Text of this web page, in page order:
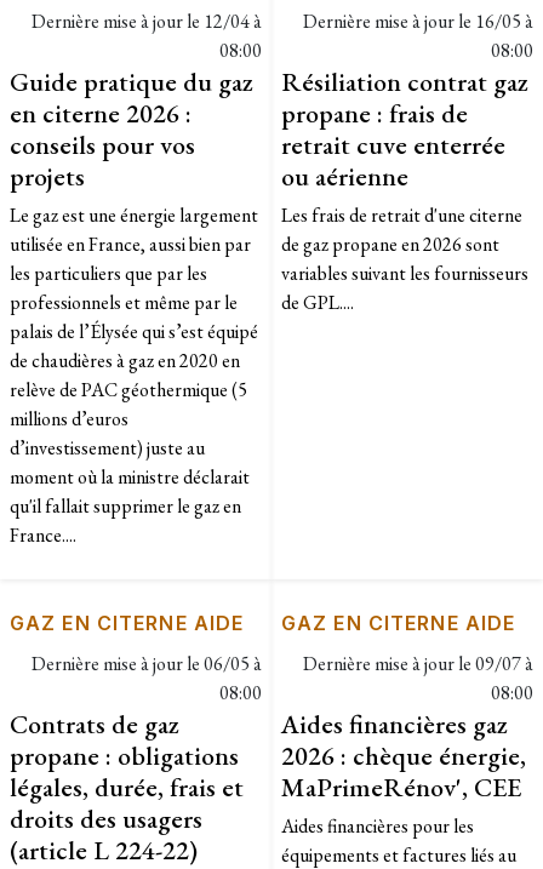
Dernière mise à jour le 12/04 à
08:00
Guide pratique du gaz
en citerne 2026 :
conseils pour vos
projets
Le gaz est une énergie largement
utilisée en France, aussi bien par
les particuliers que par les
professionnels et même par le
palais de l’Élysée qui s’est équipé
de chaudières à gaz en 2020 en
relève de PAC géothermique (5
millions d’euros
d’investissement) juste au
moment où la ministre déclarait
qu'il fallait supprimer le gaz en
France....
Dernière mise à jour le 16/05 à
08:00
Résiliation contrat gaz
propane : frais de
retrait cuve enterrée
ou aérienne
Les frais de retrait d'une citerne
de gaz propane en 2026 sont
variables suivant les fournisseurs
de GPL....
GAZ EN CITERNE AIDE
Dernière mise à jour le06/05 à
08:00
Contrats de gaz
propane : obligations
légales, durée, frais et
droits des usagers
(article L 224-22)
GAZ EN CITERNE AIDE
Dernière mise à jour le09/07 à
08:00
Aides financières gaz
2026 : chèque énergie,
MaPrimeRénov', CEE
Aides financières pour les
équipements et factures liés au